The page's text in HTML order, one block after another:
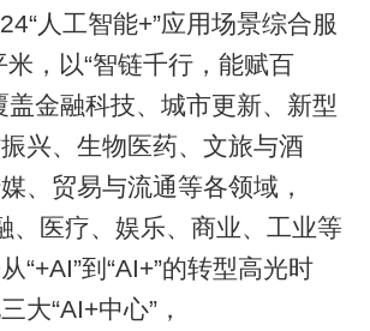
人工智能+”应用场景综合服
，以“智链千行，能赋百
盖金融科技、城市更新、新型
兴、生物医药、文旅与酒
、贸易与流通等各领域，
、医疗、娱乐、商业、工业等
“+AI”到“AI+”的转型高光时
大“AI+中心”，